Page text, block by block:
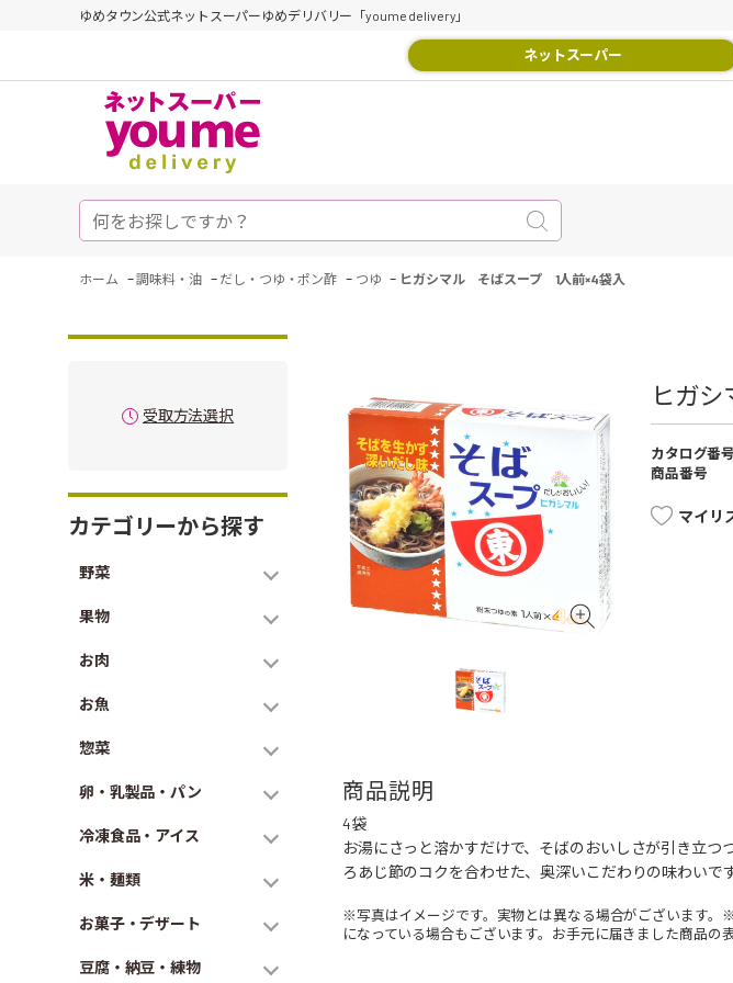
ゆめタウン公式ネットスーパーゆめデリバリー「youme delivery」
ネットスーパー
ホーム -調味料・油 - だし・つゆ・ポン酢 - つゆ - ヒガシマル そばスープ 1人前×4袋入
受取方法選択
カテゴリーから探す
野菜
果物
お肉
お魚
惣菜
卵・乳製品・パン
冷凍食品・アイス
米・麺類
お菓子・デザート
豆腐・納豆・練物
ヒガ
カタログ番号
商品番号
マイリ
商品説明
4袋
お湯にさっと溶かすだけで、そばのおいしさが引き立
ろあじ節のコクを合わせた、奥深いこだわりの味わいです
※写真はイメージです。実物とは異なる場合がございます
になっている場合もございます。お手元に届きました商品の